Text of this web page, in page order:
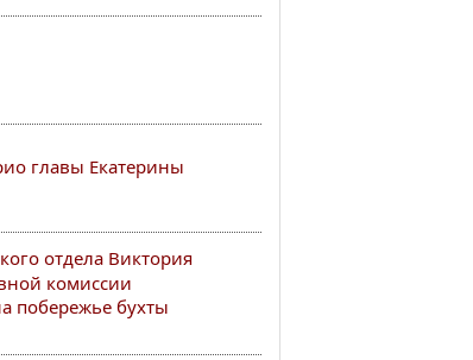
главы Екатерины
отдела Виктория
комиссии
побережье бухты